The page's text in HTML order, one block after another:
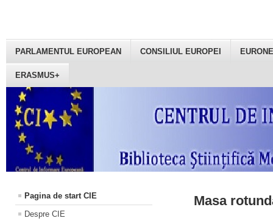
PARLAMENTUL EUROPEAN CONSILIUL EUROPEI
ERASMUS+
Pagina de start CIE
Despre CIE
Masa